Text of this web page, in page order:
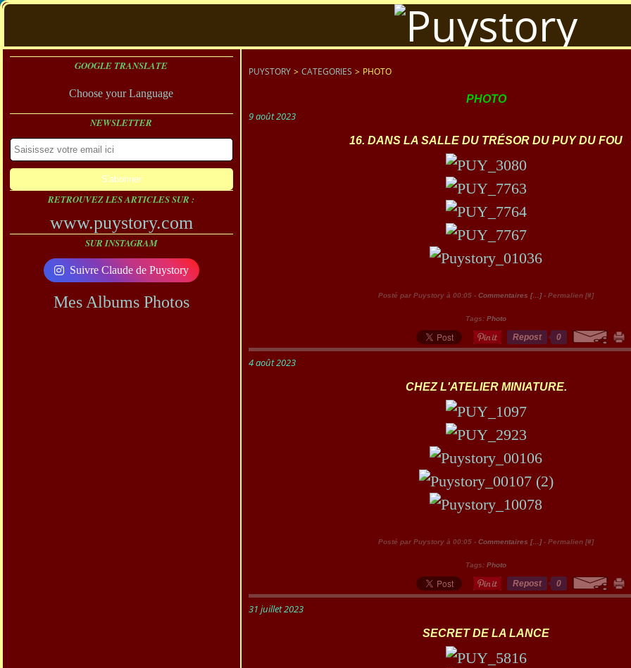
GOOGLE TRANSLATE
Choose your Language
NEWSLETTER
RETROUVEZ LES ARTICLES SUR :
www.puystory.com
SUR INSTAGRAM
Suivre Claude de Puystory
Mes Albums Photos
PUYSTORY > CATEGORIES > PHOTO
PHOTO
9 août 2023
16. DANS LA SALLE DU TRÉSOR DU PUY DU FOU
Posté par Puystory à 00:05 - Commentaires [… ]- Permalien [#]
Tags: Photo
Repost 0
4 août 2023
CHEZ L'ATELIER MINIATURE.
Posté par Puystory à 00:05 - Commentaires [… ]- Permalien [#]
Tags: Photo
Repost 0
31 juillet 2023
SECRET DE LA LANCE